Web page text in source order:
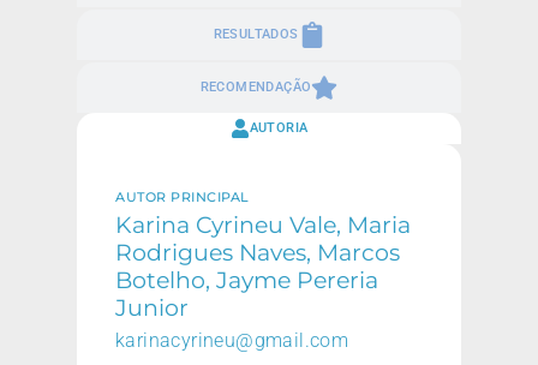
RESULTADOS
RECOMENDAÇÃO
AUTORIA
AUTOR PRINCIPAL
Karina Cyrineu Vale, Maria
Rodrigues Naves, Marcos
Botelho, Jayme Pereria
Junior
karinacyrineu@gmail.com